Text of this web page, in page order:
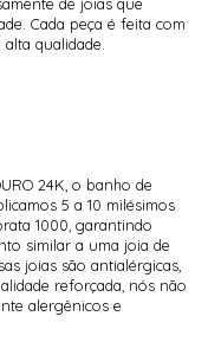
de joias que
Cada peça é feita com
qualidade.
24K, o banho de
5 a 10 milésimos
1000, garantindo
similar a uma joia de
joias são antialérgicas,
reforçada, nós não
alergênicos e